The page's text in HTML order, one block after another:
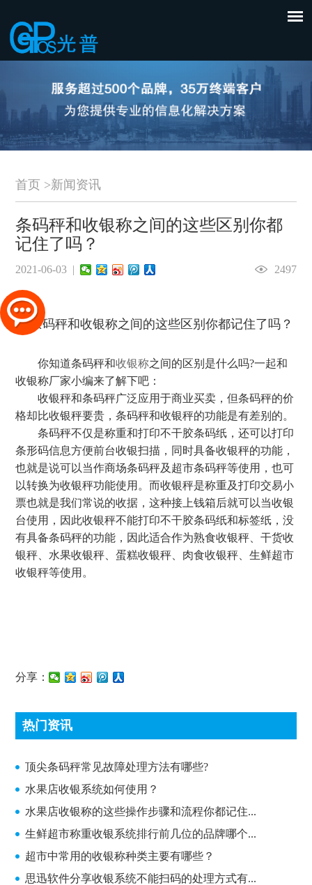
首页 >新闻资讯
条码秤和收银称之间的这些区别你都
记住了吗？
2021-06-03 | 2497
你知道条码秤和收银称之间的区别是什么吗?一起和
收银称厂家小编来了解下吧：
收银秤和条码秤广泛应用于商业买卖，但条码秤的价
格却比收银秤要贵，条码秤和收银秤的功能是有差别的。
条码秤不仅是称重和打印不干胶条码纸，还可以打印
条形码信息方便前台收银扫描，同时具备收银秤的功能，
也就是说可以当作商场条码秤及超市条码秤等使用，也可
以转换为收银秤功能使用。而收银秤是称重及打印交易小
票也就是我们常说的收据，这种接上钱箱后就可以当收银
台使用，因此收银秤不能打印不干胶条码纸和标签纸，没
有具备条码秤的功能，因此适合作为熟食收银秤、干货收
银秤、水果收银秤、蛋糕收银秤、肉食收银秤、生鲜超市
收银秤等使用。
分享：
热门资讯
顶尖条码秤常见故障处理方法有哪些?
顶尖条码秤常见故障处理方法有哪些?
水果店收银系统如何使用？
水果店收银称的这些操作步骤和流程你都记住...
生鲜超市称重收银系统排行前几位的品牌哪个...
超市中常用的收银称种类主要有哪些？
思迅软件分享收银系统不能扫码的处理方式有...